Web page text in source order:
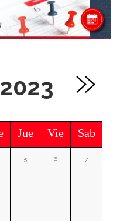
Jue Vie Sab
5 6 7